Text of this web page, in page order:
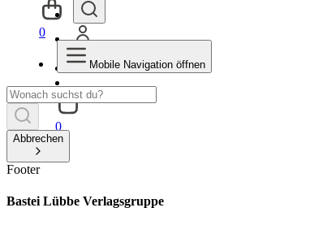
0
0
Mobile Navigation öffnen
Abbrechen
Footer
Bastei Lübbe Verlagsgruppe